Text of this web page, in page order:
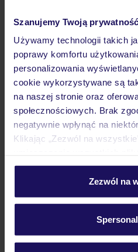
Szanujemy Twoją prywatność
Używamy technologii takich
poprawy komfortu
personalizowania
cookie wykorzystywane są
na naszej stronie oraz
społecznościowych. Brak
negatywnie wpłynąć na
Klikając „Zezwól na
personalizować swój wybór
Szczegółowe informacje o
Zezwól na
Wyżywienie
Atrakcje
Ważne informacje
Często zadawane
Jak zmienić uczestników/osobę
Czy w Hotelu będzie
Na jakiej podstawie i gdzie
pokładowe/bilety lotnicze?